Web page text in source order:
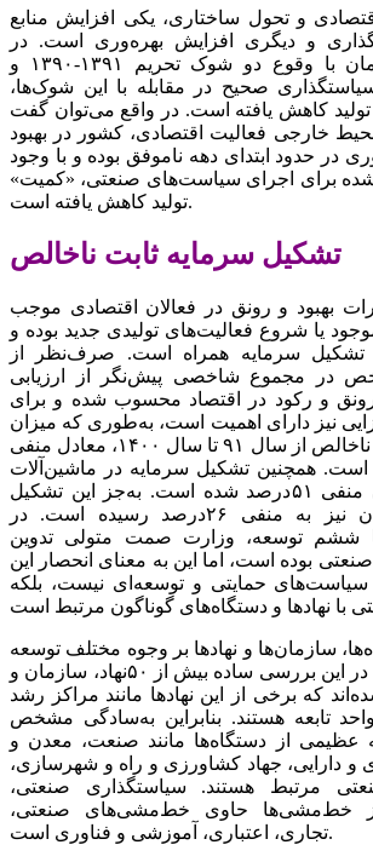
و تحول ساختاری، یکی افزایش منابع
و دیگری افزایش بهره‌وری است. در
یک‌دهه گذشته همزمان با وقوع دو شوک تحریم ۱۳۹۱-۱۳۹۰ و
و عدم‌سیاستگذاری صحیح در مقابله با این شوک‌ها،
کاهش یافته است. در واقع می‌توان گفت
خارجی فعالیت اقتصادی، کشور در بهبود
در حدود ابتدای دهه ناموفق بوده و با وجود
برای اجرای سیاست‌های صنعتی، «کمیت»
تولید کاهش یافته است.
تشکیل سرمایه ثابت ناخالص
بهبود و رونق در فعالان اقتصادی موجب
یا شروع فعالیت‌های تولیدی جدید بوده و
تشکیل سرمایه همراه است. صرف‌نظر از
در مجموع شاخصی پیش‌نگر از ارزیابی
رونق و رکود در اقتصاد محسوب شده و برای
نیز دارای اهمیت است، به‌طوری که میزان
تشکیل سرمایه ثابت ناخالص از سال ۹۱ تا سال ۱۴۰۰، معادل منفی
است. همچنین تشکیل سرمایه در ماشین‌آلات
در همین بازه زمانی منفی ۵۱‌درصد شده است. به‌جز این تشکیل
سرمایه در ساختمان نیز به منفی ۲۶‌درصد رسیده است. در
تا ششم توسعه، وزارت صمت متولی تدوین
بوده است، اما این به معنای انحصار این
سیاست‌های حمایتی و توسعه‌ای نیست، بلکه
سازمان‌ها و نهادها بر وجوه مختلف توسعه
صنعتی حاکم هستند. در این بررسی ساده بیش از ۵۰نهاد، سازمان و
که برخی از این نهادها مانند مراکز رشد
خود مرکب از ۱۰۰واحد تابعه هستند. بنابراین به‌سادگی مشخص
از دستگاه‌ها مانند صنعت، معدن و
و دارایی، جهاد کشاورزی و راه و شهرسازی،
مرتبط هستند. سیاستگذاری صنعتی،
از خط‌مشی‌ها حاوی خط‌مشی‌های صنعتی،
تجاری، اعتباری، آموزشی و فناوری است.